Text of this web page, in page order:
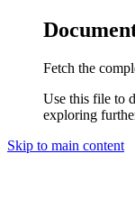
Fetch the
Use this file to
exploring
Skip to main content